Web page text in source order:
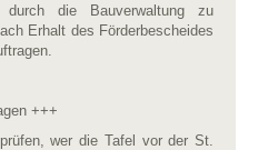
durch die Bauverwaltung zu
Erhalt des Förderbescheides
+++
wer die Tafel vor der St.